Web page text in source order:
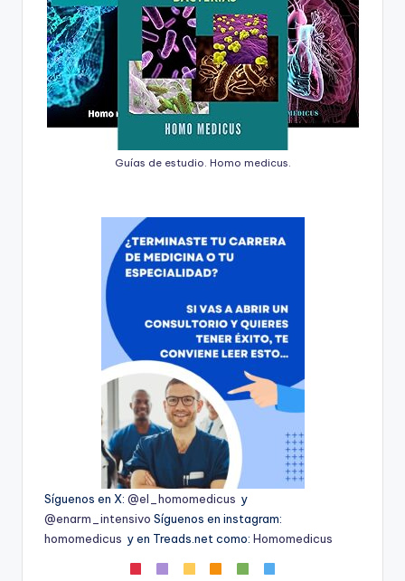
Guías de estudio. Homo medicus.
Síguenos en X: @el_homomedicus y
@enarm_intensivo Síguenos en instagram:
homomedicus y en Treads.net como: Homomedicus